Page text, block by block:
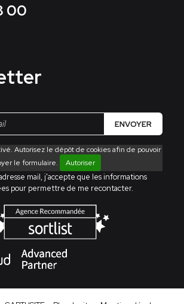
00
ENVOYER
Autorisez le dépôt de cookies afin de pouvoir
le formulaire.
Autoriser
mail, j'accepte que les informations
pour permettre de me recontacter.